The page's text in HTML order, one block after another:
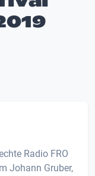
Radio FRO
Johann Gruber,